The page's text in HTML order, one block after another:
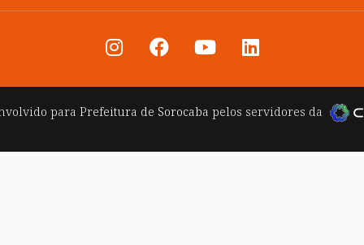
paraPrefeitura de Sorocaba pelos servidores da